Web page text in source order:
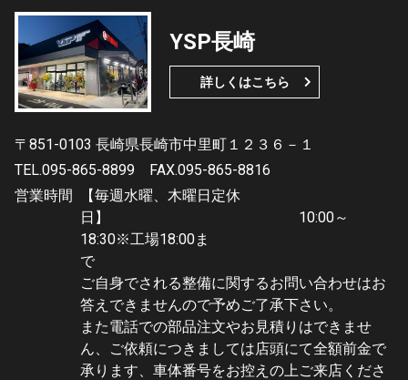
YSP長崎
詳しくはこちら
〒851-0103 長崎県長崎市中里町１２３６－１
TEL.095-865-8899
FAX.095-865-8816
営業時間
【毎週水曜、木曜日定休
日】 10:00～
18:30※工場18:00ま
で
ご自身でされる整備に関するお問い合わせはお
答えできませんので予めご了承下さい。
また電話での部品注文やお見積りはできませ
ん、ご依頼につきましては店頭にて全額前金で
承ります、車体番号をお控えの上ご来店くださ